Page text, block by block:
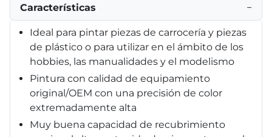
Características −
Ideal para pintar piezas de carrocería y piezas
de plástico o para utilizar en el ámbito de los
hobbies, las manualidades y el modelismo
Pintura con calidad de equipamiento
original/OEM con una precisión de color
extremadamente alta
Muy buena capacidad de recubrimiento